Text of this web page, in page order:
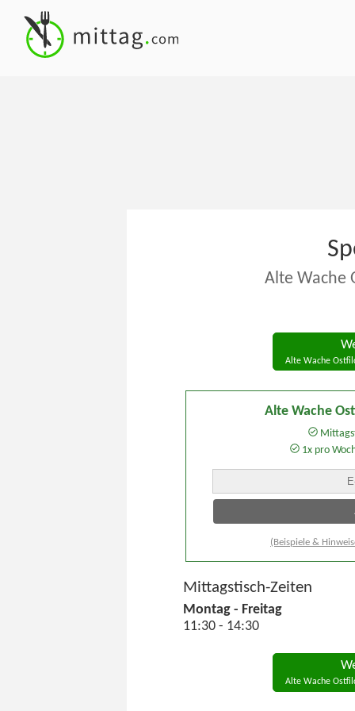
Alte Wache
Alte Wache
Alte Wache
1x pro
(Beispiele &
Mittagstisch-Zeiten
Montag - Freitag
11:30 - 14:30
Alte Wache